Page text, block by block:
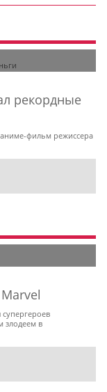
рекордные
фильм режиссера
злодеем в